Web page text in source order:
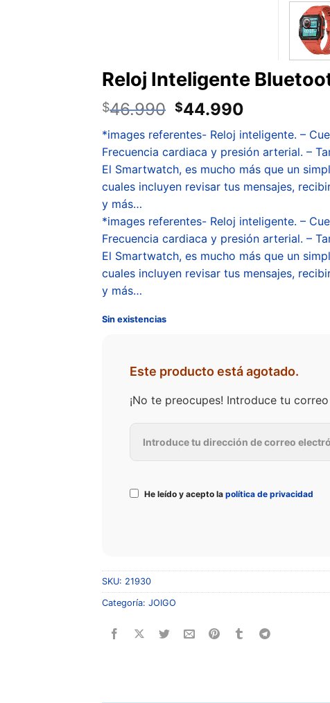
Reloj Inteligente
$46.990 $44.990
*images referentes- Reloj inteligente. –
Frecuencia cardiaca y presión arterial. –
El Smartwatch, es mucho más que un
cuales incluyen revisar tus mensajes,
y más…
*images referentes- Reloj inteligente. –
Frecuencia cardiaca y presión arterial. –
El Smartwatch, es mucho más que un
cuales incluyen revisar tus mensajes,
y más…
Sin existencias
Este producto está agotado.
¡No te preocupes! Introduce tu
He leído y acepto la política de privacidad
SKU: 21930
Categoría: JOIGO